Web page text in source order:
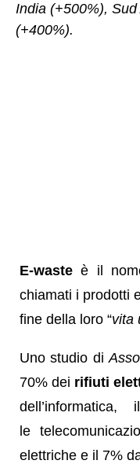
India (+500%),
(+400%).
E-waste è il
chiamati i prodotti
fine della loro “vita
Uno studio di
70% dei rifiuti
le
elettriche e il 7%